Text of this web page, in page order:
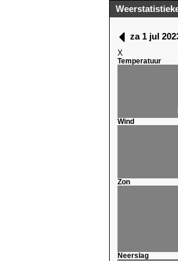
za 1 jul
X
Temperatuur
Wind
Zon
Neerslag